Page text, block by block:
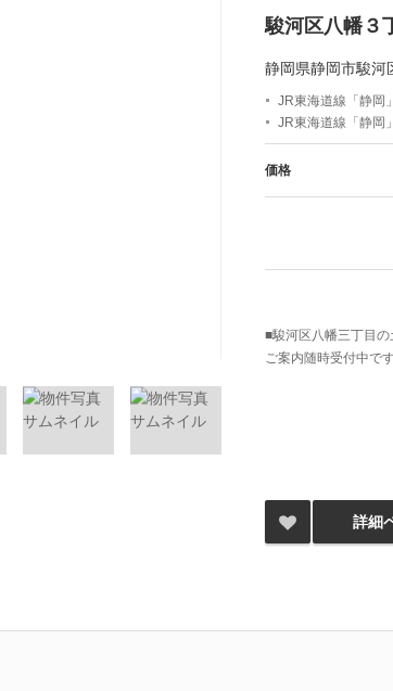
駿河区八幡３
静岡県静岡市駿河
JR東海道線「静岡
JR東海道線「静岡
価格
■駿河区八幡三丁目
ご案内随時受付中で
詳細